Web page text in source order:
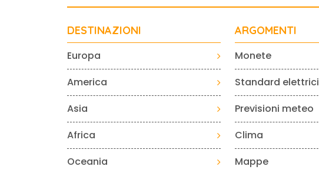
DESTINAZIONI
Europa
America
Asia
Africa
Oceania
ARGOMENTI
Monete
Standard elettrici
Previsioni meteo
Clima
Mappe